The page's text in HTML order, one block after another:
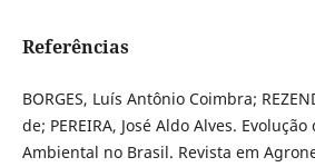
Referências
BORGES, Luís Antônio Coimbra;
de; PEREIRA, José Aldo Alves.
Ambiental no Brasil. Revista em